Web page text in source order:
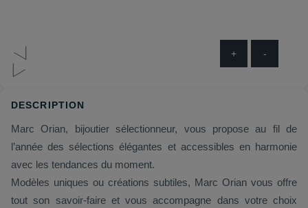
+ -
DESCRIPTION
Marc Orian, bijoutier sélectionneur, vous propose au fil de
l’année des sélections élégantes et accessibles en harmonie
avec les tendances du moment.
Modèles uniques ou créations subtiles, Marc Orian vous offre
tout son savoir-faire et vous accompagne dans votre choix